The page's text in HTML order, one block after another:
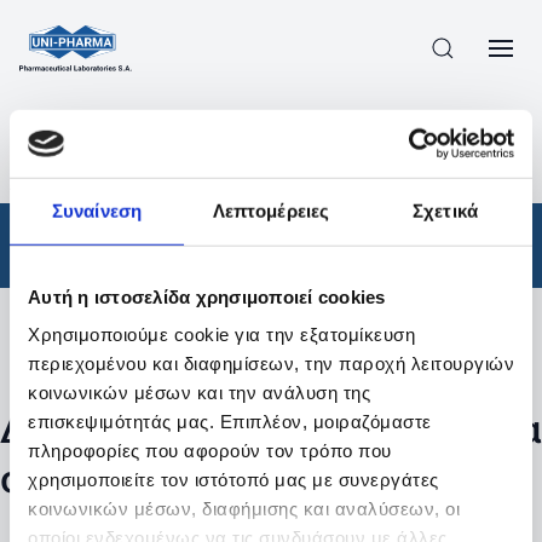
Συναίνεση Λεπτομέρειες Σχετικά
Αυτή η ιστοσελίδα χρησιμοποιεί cookies
Χρησιμοποιούμε cookie για την εξατομίκευση
περιεχομένου και διαφημίσεων, την παροχή λειτουργιών
κοινωνικών μέσων και την ανάλυση της
επισκεψιμότητάς μας. Επιπλέον, μοιραζόμαστε
πληροφορίες που αφορούν τον τρόπο που
χρησιμοποιείτε τον ιστότοπό μας με συνεργάτες
κοινωνικών μέσων, διαφήμισης και αναλύσεων, οι
οποίοι ενδεχομένως να τις συνδυάσουν με άλλες
ΠΡΟΪΟΝΤΑ ΣΥΝΤΑΓΟΓΡΑΦΟΎΜΕΝΑ
/
ΑΠΟΤΕΛΕΣΜΑΤΑ ΑΝΑΖΗΤΗΣΗΣ
Φάρμακα / Συνταγογραφούμενα
Φίλτρα
Δεν βρέθηκαν προϊόντα με τα
συγκεκριμένα φίλτρα